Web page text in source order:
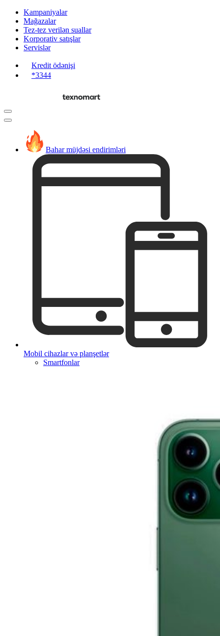
Kampaniyalar
Mağazalar
Tez-tez verilən suallar
Korporativ satışlar
Servislər
Kredit ödənişi
*3344
Bahar müjdəsi endirimləri
Mobil cihazlar və planşetlər
Smartfonlar